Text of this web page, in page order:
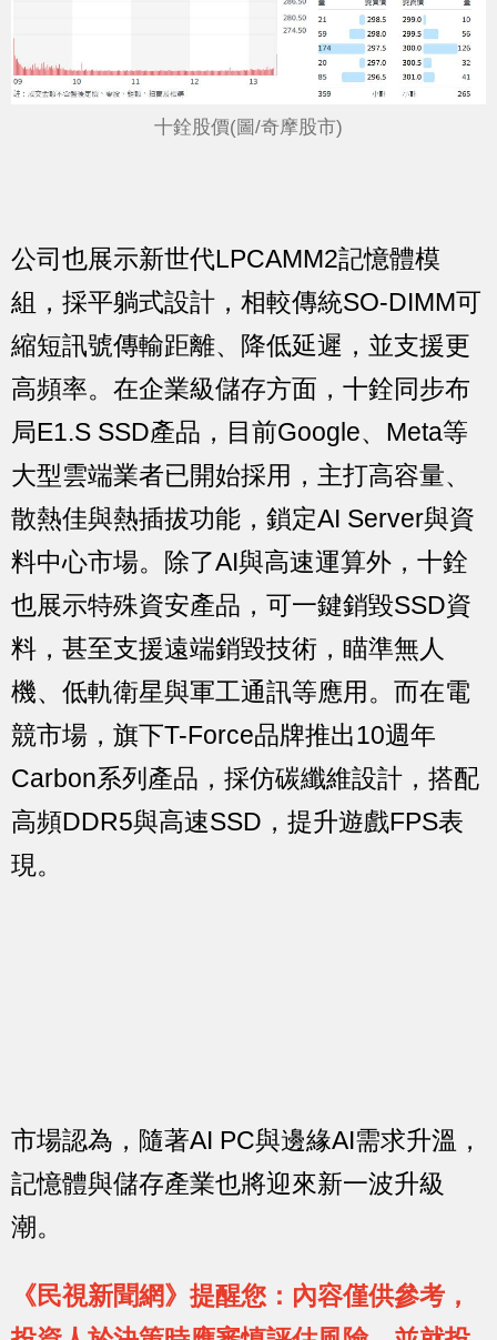
十銓股價(圖/奇摩股市)
公司也展示新世代LPCAMM2記憶體模
組，採平躺式設計，相較傳統SO-DIMM可
縮短訊號傳輸距離、降低延遲，並支援更
高頻率。在企業級儲存方面，十銓同步布
局E1.S SSD產品，目前Google、Meta等
大型雲端業者已開始採用，主打高容量、
散熱佳與熱插拔功能，鎖定AI Server與資
料中心市場。除了AI與高速運算外，十銓
也展示特殊資安產品，可一鍵銷毀SSD資
料，甚至支援遠端銷毀技術，瞄準無人
機、低軌衛星與軍工通訊等應用。而在電
競市場，旗下T-Force品牌推出10週年
Carbon系列產品，採仿碳纖維設計，搭配
高頻DDR5與高速SSD，提升遊戲FPS表
現。
市場認為，隨著AI PC與邊緣AI需求升溫，
記憶體與儲存產業也將迎來新一波升級
潮。
《民視新聞網》提醒您：內容僅供參考，